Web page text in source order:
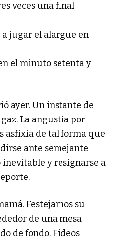
veces una final
a jugar el alargue en
el minuto setenta y
ayer. Un instante de
La angustia por
asfixia de tal forma que
ante semejante
inevitable y resignarse a
Festejamos su
de una mesa
de fondo. Fideos